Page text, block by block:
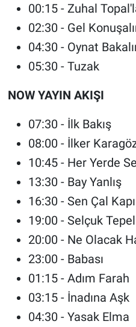
00:15 - Zuhal
02:30 - Gel
04:30 - Oynat
05:30 - Tuzak
NOW YAYIN AKIŞI
07:30 - İlk Bakış
08:00 - İlker
10:45 - Her Yerde
13:30 - Bay Yanlış
16:30 - Sen Çal
19:00 - Selçuk
20:00 - Ne Olacak
23:00 - Babası
01:15 - Adım Farah
03:15 - İnadına Aşk
04:30 - Yasak Elma